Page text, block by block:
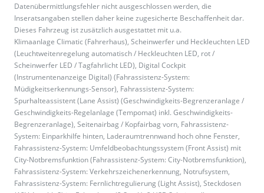
Datenübermittlungsfehler nicht ausgeschlossen werden, die
Inseratsangaben stellen daher keine zugesicherte Beschaffenheit dar.
Dieses Fahrzeug ist zusätzlich ausgestattet mit u.a.
Klimaanlage Climatic (Fahrerhaus), Scheinwerfer und Heckleuchten LED
(Leuchtweitenregelung automatisch / Heckleuchten LED, rot /
Scheinwerfer LED / Tagfahrlicht LED), Digital Cockpit
(Instrumentenanzeige Digital) (Fahrassistenz-System:
Müdigkeitserkennungs-Sensor), Fahrassistenz-System:
Spurhalteassistent (Lane Assist) (Geschwindigkeits-Begrenzeranlage /
Geschwindigkeits-Regelanlage (Tempomat) inkl. Geschwindigkeits-
Begrenzeranlage), Seitenairbag / Kopfairbag vorn, Fahrassistenz-
System: Einparkhilfe hinten, Laderaumtrennwand hoch ohne Fenster,
Fahrassistenz-System: Umfeldbeobachtungssystem (Front Assist) mit
City-Notbremsfunktion (Fahrassistenz-System: City-Notbremsfunktion),
Fahrassistenz-System: Verkehrszeichenerkennung, Notrufsystem,
Fahrassistenz-System: Fernlichtregulierung (Light Assist), Steckdosen